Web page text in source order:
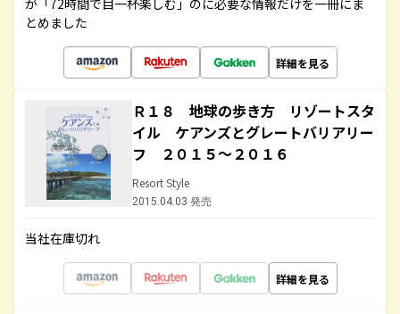
が「72時間で目一杯楽しむ」のに必要な情報だけを一冊にま
とめました
詳細を見る
Ｒ１８ 地球の歩き方 リゾートスタ
イル ケアンズとグレートバリアリー
フ ２０１５～２０１６
Resort Style
2015.04.03 発売
当社在庫切れ
詳細を見る